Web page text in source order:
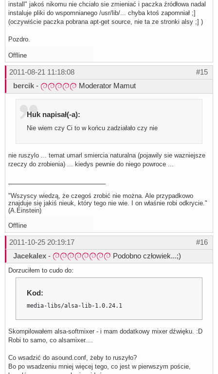
install" jakoś nikomu nie chciało sie zmieniać i paczka źródłowa nadal
instaluje pliki do wspomnianego /usr/lib/... chyba ktoś zapomniał ;]
(oczywiście paczka pobrana apt-get source, nie ta ze stronki alsy ;] )
Pozdro.
Offline
#15
2011-08-21 11:18:08
bercik - Moderator Mamut
Huk napisał(-a):
Nie wiem czy Ci to w końcu zadziałało czy nie
nie ruszylo ... temat umarl smiercia naturalna (pojawily sie wazniejsze
rzeczy do zrobienia) ... kiedys pewnie do niego powroce ...
"Wszyscy wiedzą, że czegoś zrobić nie można. Ale przypadkowo
znajduje się jakiś nieuk, który tego nie wie. I on właśnie robi odkrycie."
(A.Einstein)
Offline
#16
2011-10-25 20:19:17
Jacekalex - Podobno człowiek...;)
Dorzuciłem to cudo do:
Kod:
media-libs/alsa-lib-1.0.24.1
Skompilowałem alsa-softmixer - i mam dodatkowy mixer dźwięku. :D
Robi to samo, co alsamixer....
Co wsadzić do asound.conf, żeby to ruszyło?
Bo po wsadzeniu mniej więcej tego, co jest w pierwszym poście,